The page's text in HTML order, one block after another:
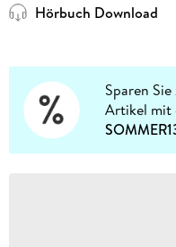
Hörbuch Download
Sparen Sie
Artikel mit